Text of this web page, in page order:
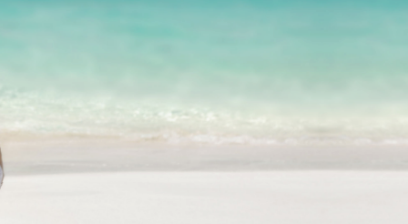
ŽMOGUI
Nepraleiskite progos padovanoti
išskirtinę dovaną ir praskaidrinti
dieną brangiam žmogui!